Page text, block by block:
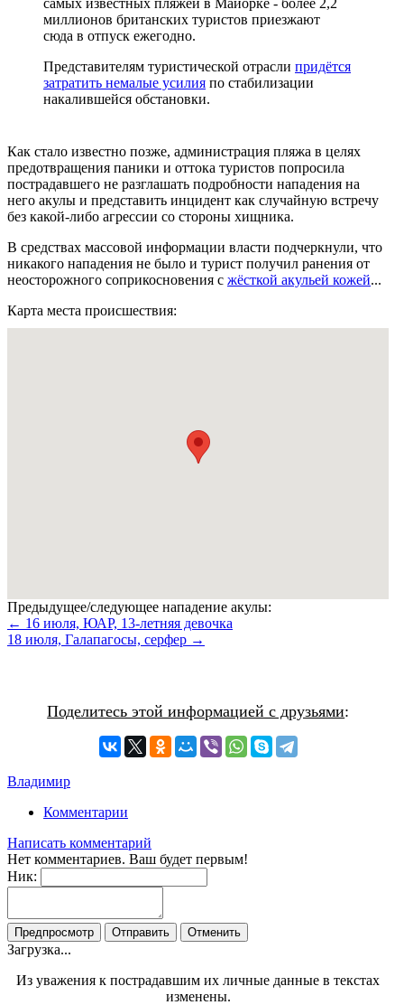
миллионов британских туристов приезжают
сюда в отпуск ежегодно.
Представителям туристической отрасли придётся
затратить немалые усилия по стабилизации
накалившейся обстановки.
Как стало известно позже, администрация пляжа в целях
предотвращения паники и оттока туристов попросила
пострадавшего не разглашать подробности нападения на
него акулы и представить инцидент как случайную встречу
без какой-либо агрессии со стороны хищника.
В средствах массовой информации власти подчеркнули, что
никакого нападения не было и турист получил ранения от
неосторожного соприкосновения с жёсткой акульей кожей...
Карта места происшествия:
Предыдущее/следующее нападение акулы:
← 16 июля, ЮАР, 13-летняя девочка
18 июля, Галапагосы, серфер →
Поделитесь этой информацией с друзьями:
Владимир
Комментарии
Написать комментарий
Нет комментариев. Ваш будет первым!
Ник:
Загрузка...
Из уважения к пострадавшим их личные данные в текстах
изменены.